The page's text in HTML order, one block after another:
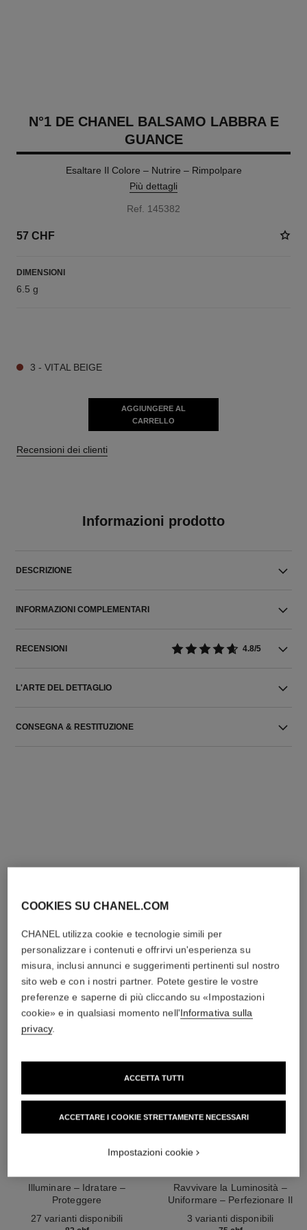
N°1 DE CHANEL BALSAMO LABBRA E
GUANCE
Esaltare Il Colore – Nutrire – Rimpolpare
Più dettagli
Ref. 145382
57 CHF
DIMENSIONI
6.5 g
3 - VITAL BEIGE
AGGIUNGERE AL
CARRELLO
Recensioni dei clienti
Informazioni prodotto
DESCRIZIONE
INFORMAZIONI COMPLEMENTARI
RECENSIONI 4.8/5
L'ARTE DEL DETTAGLIO
CONSEGNA & RESTITUZIONE
L'ACCORDO PERFETTO
n°1 de chanel fondotinta
Illuminare – Idratare –
Proteggere
Ref. 145764
27 varianti disponibili
Ravvivare la Luminosità –
Uniformare – Perfezionare Il
Colorito
Ref. 145181
3 varianti disponibili
COOKIES SU CHANEL.COM
CHANEL utilizza cookie e tecnologie simili per
personalizzare i contenuti e offrirvi un'esperienza su
misura, inclusi annunci e suggerimenti pertinenti sul nostro
sito web e con i nostri partner. Potete gestire le vostre
preferenze e saperne di più cliccando su «Impostazioni
cookie» e in qualsiasi momento nell'Informativa sulla
privacy.
ACCETTARE I COOKIE STRETTAMENTE NECESSARI
ACCETTA TUTTI
Impostazioni cookie